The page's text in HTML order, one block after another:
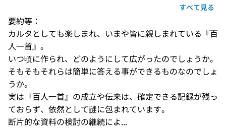
すべて見る
要約等：
カルタとしても楽しまれ、いまや皆に親しまれている『百
人一首』。
いつ頃に作られ、どのようにして広がったのでしょうか。
そもそもそれらは簡単に答える事ができるものなのでしょ
うか。
実は『百人一首』の成立や伝来は、確定できる記録が残っ
ておらず、依然として謎に包まれています。
断片的な資料の検討の継続によ...